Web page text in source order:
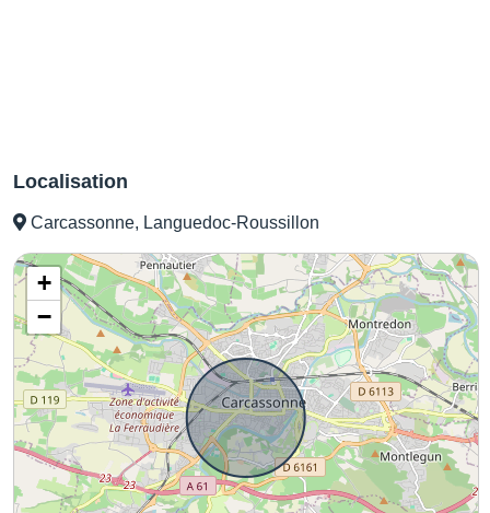
Localisation
Carcassonne, Languedoc-Roussillon
+
−